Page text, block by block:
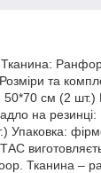
та
50*70 см (2 шт.)
на
Упаковка:
Тканина –